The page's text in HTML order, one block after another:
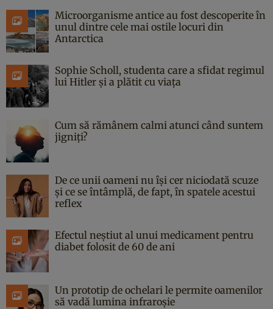
Microorganisme antice au fost descoperite în
unul dintre cele mai ostile locuri din
Antarctica
Sophie Scholl, studenta care a sfidat regimul
lui Hitler și a plătit cu viața
Cum să rămânem calmi atunci când suntem
jigniți?
De ce unii oameni nu își cer niciodată scuze
și ce se întâmplă, de fapt, în spatele acestui
reflex
Efectul neștiut al unui medicament pentru
diabet folosit de 60 de ani
Un prototip de ochelari le permite oamenilor
să vadă lumina infraroșie